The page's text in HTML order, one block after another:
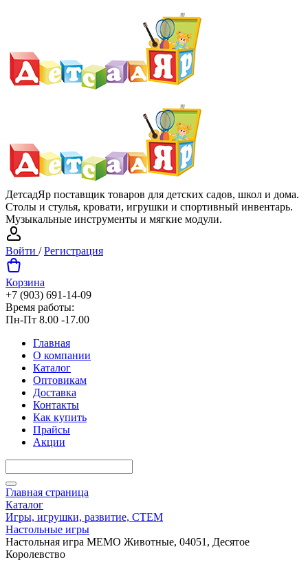
ДетсадЯр поставщик товаров для детских садов, школ и дома.
Столы и стулья, кровати, игрушки и спортивный инвентарь.
Музыкальные инструменты и мягкие модули.
Войти /Регистрация
Корзина
+7 (903) 691-14-09
Время работы:
Пн-Пт 8.00 -17.00
Главная
О компании
Каталог
Оптовикам
Доставка
Контакты
Как купить
Прайсы
Акции
Главная страница
Каталог
Игры, игрушки, развитие, СТЕМ
Настольные игры
Настольная игра МЕМО Животные, 04051, Десятое
Королевство